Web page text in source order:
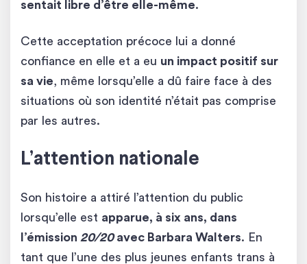
sentait libre d’être elle-même.
Cette acceptation précoce lui a donné
confiance en elle et a eu un impact positif sur
sa vie, même lorsqu’elle a dû faire face à des
situations où son identité n’était pas comprise
par les autres.
L’attention nationale
Son histoire a attiré l’attention du public
lorsqu’elle est apparue, à six ans, dans
l’émission 20/20avec Barbara Walters. En
tant que l’une des plus jeunes enfants trans à